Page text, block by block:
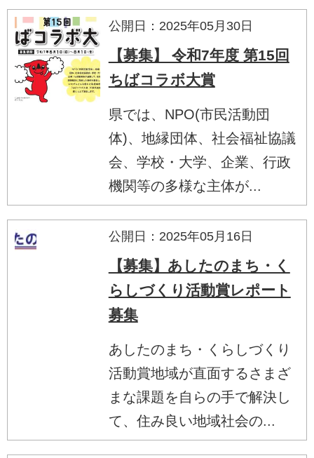
公開日：2025年05月30日
【募集】 令和7年度 第15回
ちばコラボ大賞
県では、NPO(市民活動団
体)、地縁団体、社会福祉協議
会、学校・大学、企業、行政
機関等の多様な主体が...
公開日：2025年05月16日
【募集】あしたのまち・く
らしづくり活動賞レポート
募集
あしたのまち・くらしづくり
活動賞地域が直面するさまざ
まな課題を自らの手で解決し
て、住み良い地域社会の...